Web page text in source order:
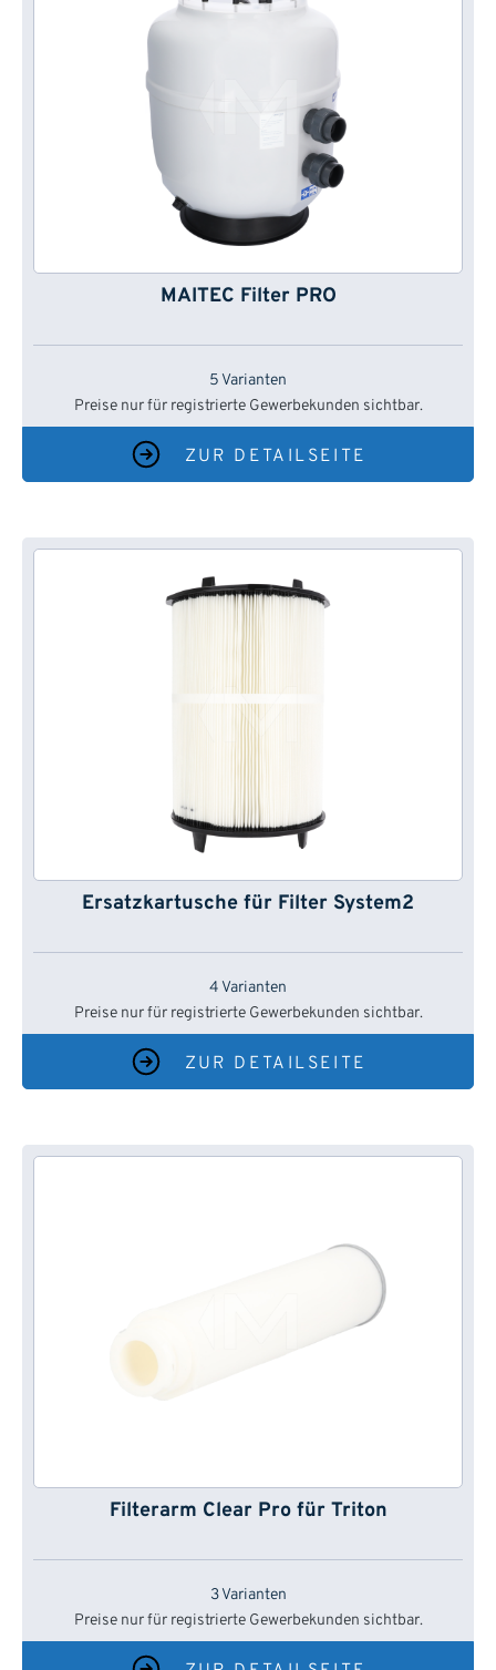
MAITEC Filter PRO
5 Varianten
Preise nur für registrierte Gewerbekunden sichtbar.
ZUR DETAILSEITE
Ersatzkartusche für Filter System2
4 Varianten
Preise nur für registrierte Gewerbekunden sichtbar.
ZUR DETAILSEITE
Filterarm Clear Pro für Triton
3 Varianten
Preise nur für registrierte Gewerbekunden sichtbar.